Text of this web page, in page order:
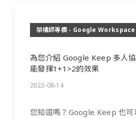
架構師專欄 - Google Workspace
為您介紹 Google Keep 多人
能發揮1+1>2的效果
2023-08-14
您知道嗎？Google Keep 也